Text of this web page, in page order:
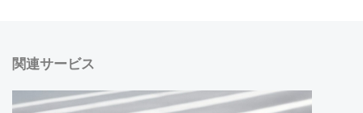
関連サービス